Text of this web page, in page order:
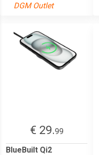
DGM Outlet
€ 29.99
BlueBuilt Qi2